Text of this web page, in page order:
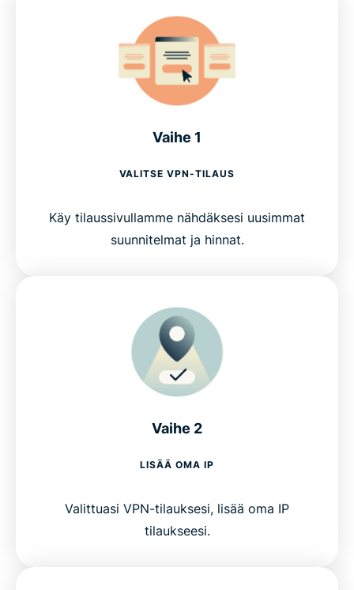
Vaihe 1
VALITSE VPN-TILAUS
Käy tilaussivullamme nähdäksesi uusimmat
suunnitelmat ja hinnat.
Vaihe 2
LISÄÄ OMA IP
Valittuasi VPN-tilauksesi, lisää oma IP
tilaukseesi.